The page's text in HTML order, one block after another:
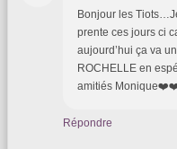
Bonjour les
prente ces jours ci
aujourd’hui ça va
ROCHELLE en
amitiés
Répondre